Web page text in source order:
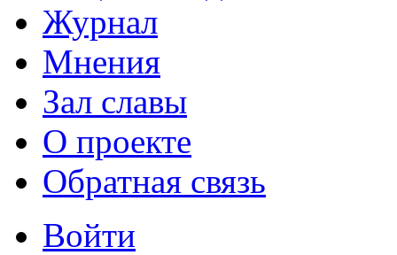
Журнал
Мнения
Зал славы
О проекте
Обратная связь
Войти